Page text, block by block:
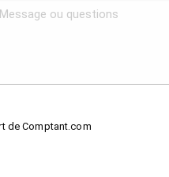
de Comptant.com